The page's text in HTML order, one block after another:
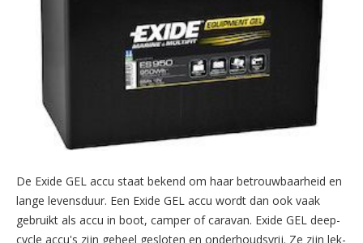
De Exide GEL accu staat bekend om haar betrouwbaarheid en
lange levensduur. Een Exide GEL accu wordt dan ook vaak
gebruikt als accu in boot, camper of caravan. Exide GEL deep-
cycle accu's zijn geheel gesloten en onderhoudsvrij. Ze zijn lek-